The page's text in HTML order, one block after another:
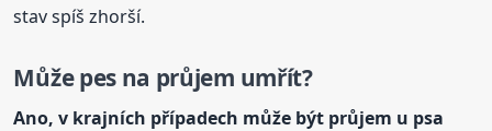
stav spíš zhorší.
Může pes na průjem umřít?
Ano, v krajních případech může být průjem u psa